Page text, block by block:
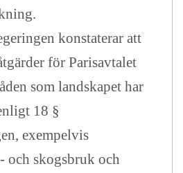
konstaterar att
för Parisavtalet
som landskapet har
18 §
exempelvis
skogsbruk och